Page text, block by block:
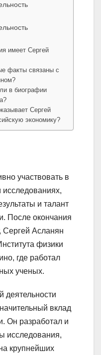
имеет Сергей
факты связаны с
в биографии
Сергей
экономику?
участвовать в
исследованиях,
и талант
После окончания
Сергей Асланян
физики
где работал
ученых.
деятельности
вклад
Он разработал и
исследования,
крупнейших